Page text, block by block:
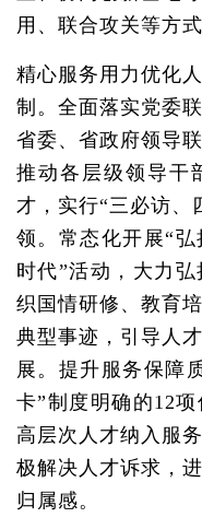
用、联合攻关等方
精心服务用力优化
制。全面落实党委
省委、省政府领导
推动各层级领导干
才，实行“三必访、
领。常态化开展“
时代”活动，大力
织国情研修、教育
典型事迹，引导人
展。提升服务保障
卡”制度明确的12
高层次人才纳入服
极解决人才诉求，
归属感。